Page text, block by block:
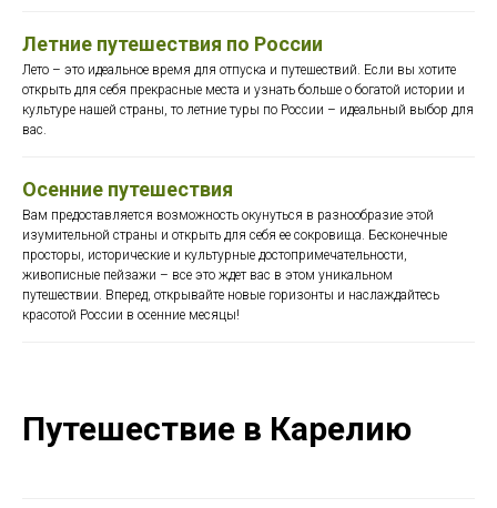
Летние путешествия по России
Лето – это идеальное время для отпуска и путешествий. Если вы хотите
открыть для себя прекрасные места и узнать больше о богатой истории и
культуре нашей страны, то летние туры по России – идеальный выбор для
вас.
Осенние путешествия
Вам предоставляется возможность окунуться в разнообразие этой
изумительной страны и открыть для себя ее сокровища. Бесконечные
просторы, исторические и культурные достопримечательности,
живописные пейзажи – все это ждет вас в этом уникальном
путешествии. Вперед, открывайте новые горизонты и наслаждайтесь
красотой России в осенние месяцы!
Путешествие в Карелию